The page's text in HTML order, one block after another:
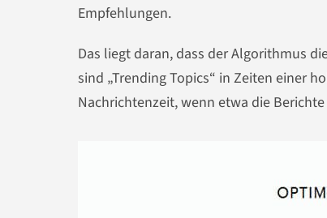
Empfehlungen.
Das liegt daran, dass der Algorithmus
sind „Trending Topics“ in Zeiten einer
Nachrichtenzeit, wenn etwa die